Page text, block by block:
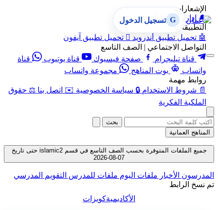
الإشعارات
🔔 إدارة الإشعارات
التطبيقات
🤖 تحميل تطبيق أندرويد  تحميل تطبيق آيفون
التواصل الاجتماعي | الصف التاسع
قناة تيليجرام
صفحة فيسبوك قناة يوتيوب
قناة
واتساب
بوت المناهج
مجموعة واتساب
روابط مهمة
📄 شروط الاستخدام 🔒 سياسة الخصوصية ✉️ اتصل بنا ⚖️ حقوق
الملكية الفكرية
G تسجيل الدخول
بحث
المناهج العمانية
جميع الملفات المتوفرة بحسب الصف التاسع في قسم islamic2 حتى تاريخ
07-08-2026
المدرسون الأخبار ملفات اليوم ملفات للمدرس التقويم المدرسي
تم نسخ الرابط
الأكاديميةكويزات